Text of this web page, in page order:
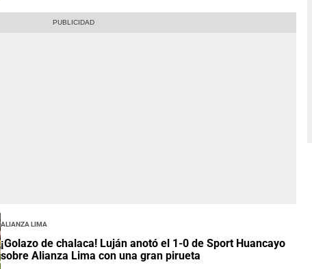
Alianza Lima
¡Golazo de chalaca! Luján anotó el 1-0 de Sport Huancayo
sobre Alianza Lima con una gran pirueta